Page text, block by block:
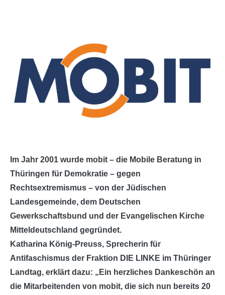
Im Jahr 2001 wurde mobit – die Mobile Beratung in
Thüringen für Demokratie – gegen
Rechtsextremismus – von der Jüdischen
Landesgemeinde, dem Deutschen
Gewerkschaftsbund und der Evangelischen Kirche
Mitteldeutschland gegründet.
Katharina König-Preuss, Sprecherin für
Antifaschismus der Fraktion DIE LINKE im Thüringer
Landtag, erklärt dazu: „Ein herzliches Dankeschön an
die Mitarbeitenden von mobit, die sich nun bereits 20